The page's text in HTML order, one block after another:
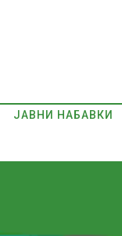
ЈАВНИ НАБАВКИ